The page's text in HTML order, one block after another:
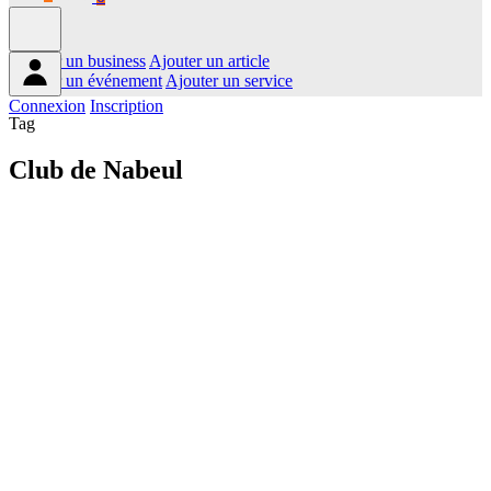
Ajouter un business Ajouter un article
Ajouter un événement Ajouter un service
Connexion Inscription
Tag
Club de Nabeul